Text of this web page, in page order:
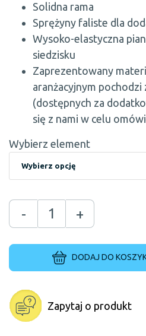
Solidna rama
Sprężyny faliste dla
Wysoko-elastyczna
siedzisku
Zaprezentowany
aranżacyjnym
(dostępnych za
się z nami w celu
Wybierz element
- +
DODAJ DO
Zapytaj o produkt